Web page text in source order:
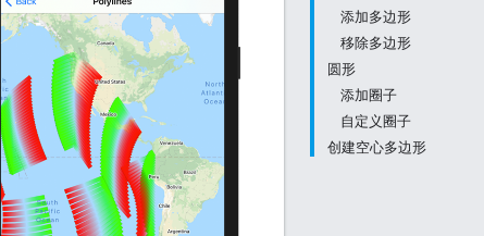
添加多边形
移除多边形
圆形
添加圈子
自定义圈子
创建空心多边形